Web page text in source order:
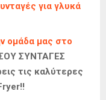
για γλυκά
ομάδα μας στο
ΣΟΥ ΣΥΝΤΑΓΕΣ
τις καλύτερες